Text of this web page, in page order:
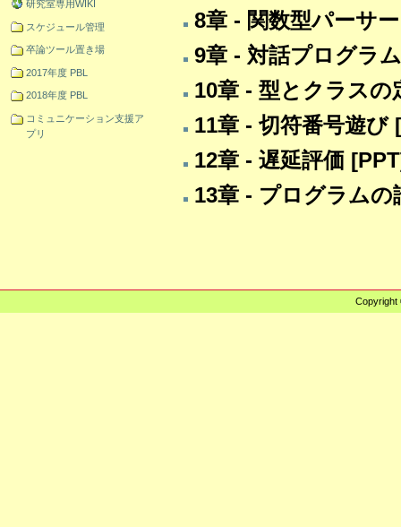
研究室専用WIKI
スケジュール管理
卒論ツール置き場
2017年度 PBL
2018年度 PBL
コミュニケーション支援ア
プリ
8章 - 関数型パーサ
9章 - 対話プログラ
10章 - 型とクラスの
11章 - 切符番号遊び
12章 - 遅延評価
13章 - プログラム